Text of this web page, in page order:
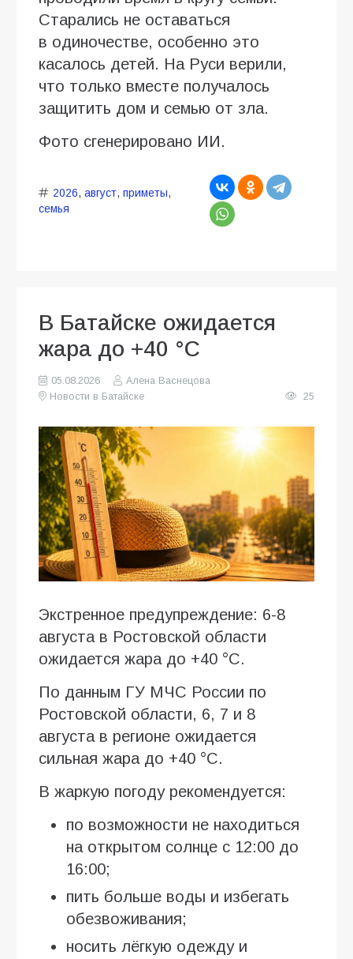
Старались не оставаться
в одиночестве, особенно это
касалось детей. На Руси верили,
что только вместе получалось
защитить дом и семью от зла.
Фото сгенерировано ИИ.
2026, август, приметы,
семья
В Батайске ожидается
жара до +40 °C
05.08.2026
Алена Васнецова
Новости в Батайске
25
Экстренное предупреждение: 6-8
августа в Ростовской области
ожидается жара до +40 °C.
По данным ГУ МЧС России по
Ростовской области, 6, 7 и 8
августа в регионе ожидается
сильная жара до +40 °C.
В жаркую погоду рекомендуется:
по возможности не находиться
на открытом солнце с 12:00 до
16:00;
пить больше воды и избегать
обезвоживания;
носить лёгкую одежду и